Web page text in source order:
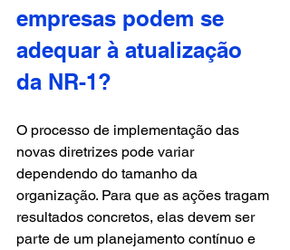
empresas podem se
adequar à atualização
da NR-1?
O processo de implementação das
novas diretrizes pode variar
dependendo do tamanho da
organização. Para que as ações tragam
resultados concretos, elas devem ser
parte de um planejamento contínuo e